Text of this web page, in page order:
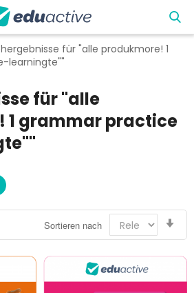
für "alle produkmore! 1
learningte""
für "alle
1 grammar practice
Sortieren nach